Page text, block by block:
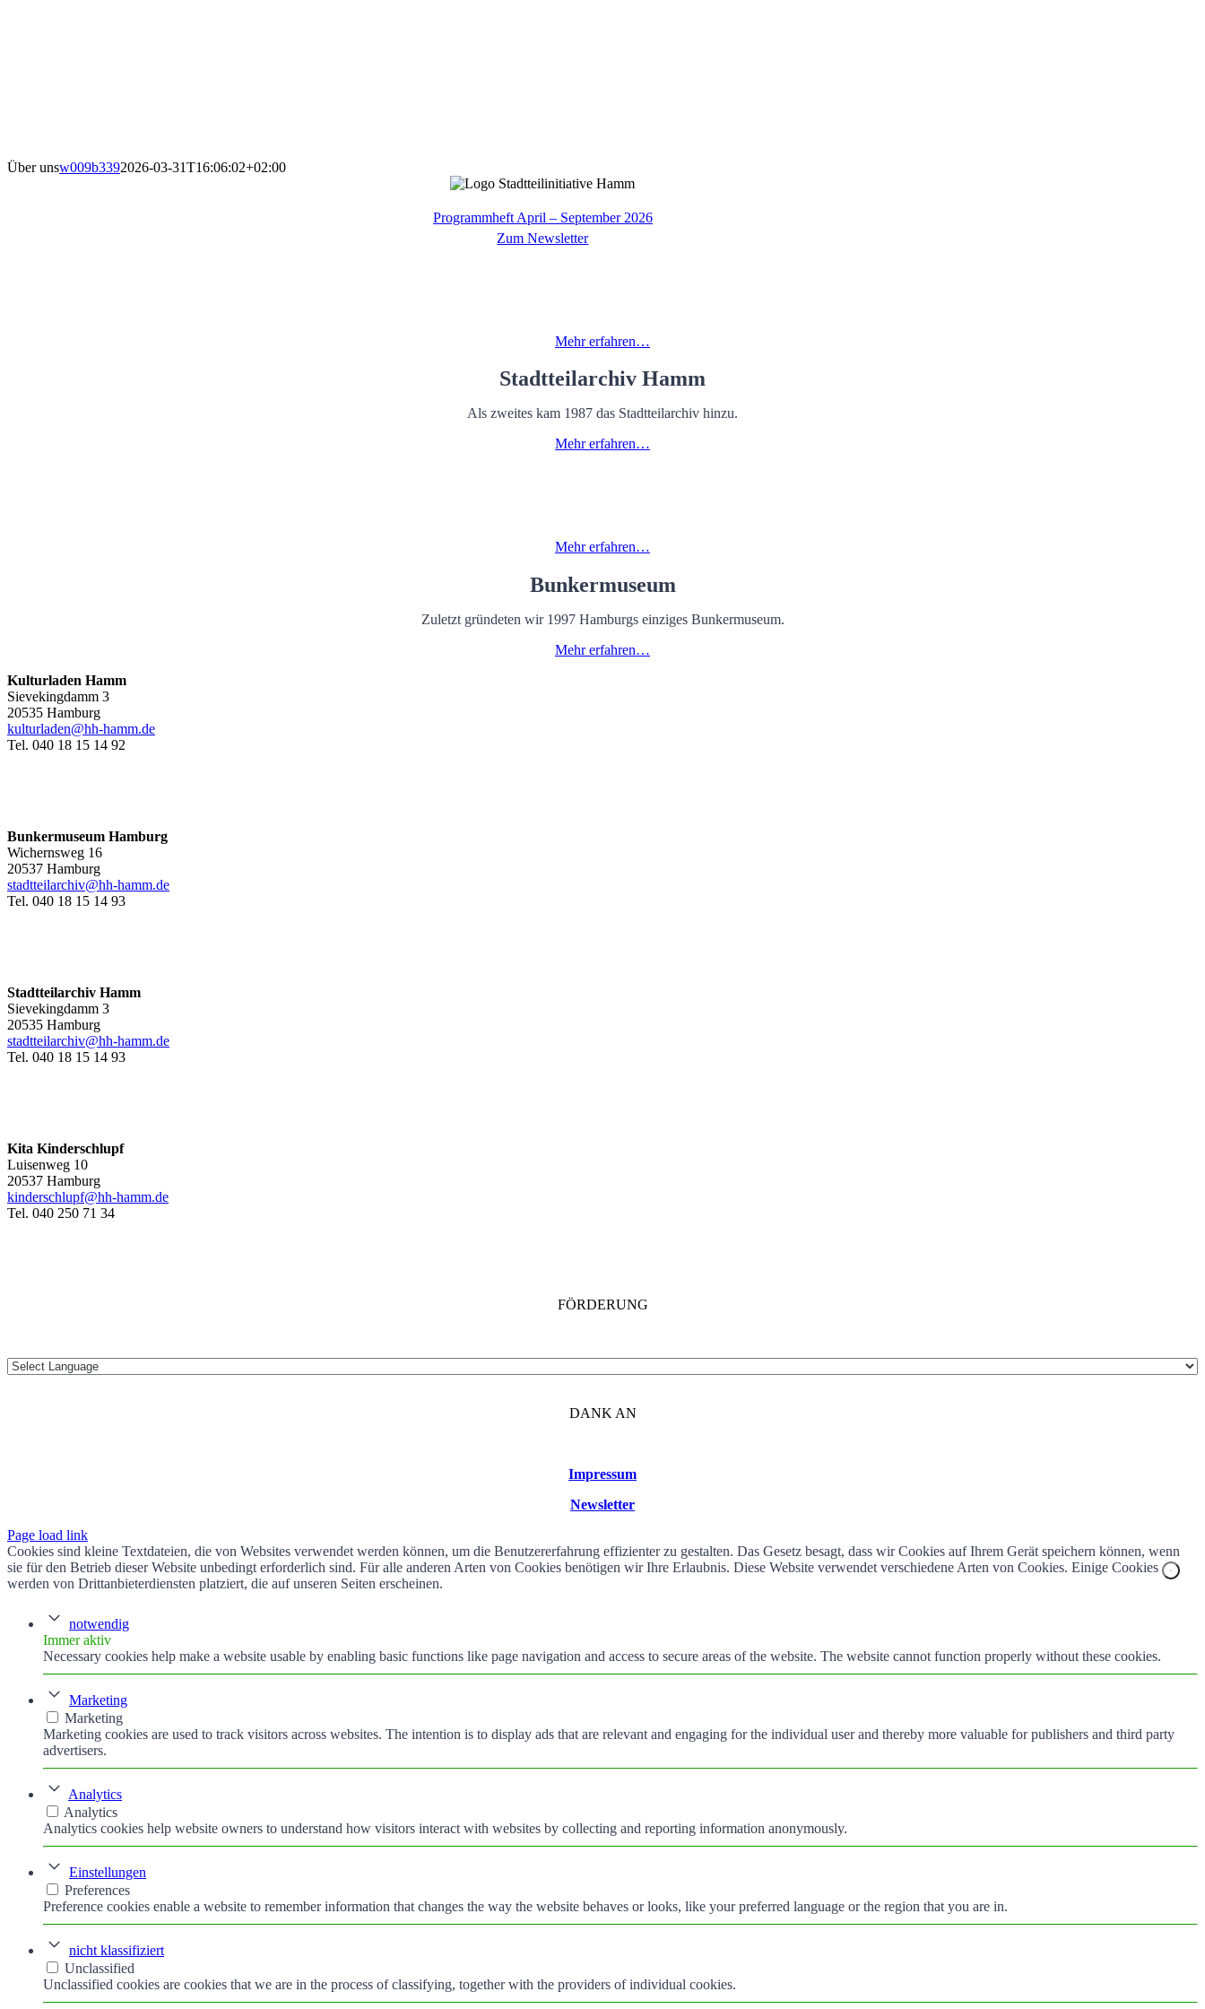
Über unsw009b3392026-03-31T16:06:02+02:00
Programmheft April – September 2026
Zum Newsletter
Mehr erfahren…
Stadtteilarchiv Hamm
Als zweites kam 1987 das Stadtteilarchiv hinzu.
Mehr erfahren…
Mehr erfahren…
Bunkermuseum
Zuletzt gründeten wir 1997 Hamburgs einziges Bunkermuseum.
Mehr erfahren…
Kulturladen Hamm
Sievekingdamm 3
20535 Hamburg
kulturladen@hh-hamm.de
Tel. 040 18 15 14 92
Bunkermuseum Hamburg
Wichernsweg 16
20537 Hamburg
stadtteilarchiv@hh-hamm.de
Tel. 040 18 15 14 93
Stadtteilarchiv Hamm
Sievekingdamm 3
20535 Hamburg
stadtteilarchiv@hh-hamm.de
Tel. 040 18 15 14 93
Kita Kinderschlupf
Luisenweg 10
20537 Hamburg
kinderschlupf@hh-hamm.de
Tel. 040 250 71 34
FÖRDERUNG
DANK AN
Impressum
Newsletter
Page load link
Cookies sind kleine Textdateien, die von Websites verwendet werden können, um die Benutzererfahrung effizienter zu gestalten. Das Gesetz besagt, dass wir Cookies auf Ihrem Gerät speichern können, wenn
sie für den Betrieb dieser Website unbedingt erforderlich sind. Für alle anderen Arten von Cookies benötigen wir Ihre Erlaubnis. Diese Website verwendet verschiedene Arten von Cookies. Einige Cookies
werden von Drittanbieterdiensten platziert, die auf unseren Seiten erscheinen.
notwendig
Immer aktiv
Necessary cookies help make a website usable by enabling basic functions like page navigation and access to secure areas of the website. The website cannot function properly without these cookies.
Marketing
Marketing
Marketing cookies are used to track visitors across websites. The intention is to display ads that are relevant and engaging for the individual user and thereby more valuable for publishers and third party
advertisers.
Analytics
Analytics
Analytics cookies help website owners to understand how visitors interact with websites by collecting and reporting information anonymously.
Einstellungen
Preferences
Preference cookies enable a website to remember information that changes the way the website behaves or looks, like your preferred language or the region that you are in.
nicht klassifiziert
Unclassified
Unclassified cookies are cookies that we are in the process of classifying, together with the providers of individual cookies.